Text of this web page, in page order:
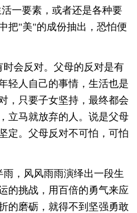
一要素，或者还是各种要
把"美"的成份抽出，恐怕便
会反对。父母的反对是有
轻人自己的事情，生活也是
，只要子女坚持，最终都会
立马就放弃的人。说是父母
定。父母反对不可怕，可怕
，风风雨雨演绎出一段生
的挑战，用百倍的勇气来应
的磨砺，就得不到坚强勇敢